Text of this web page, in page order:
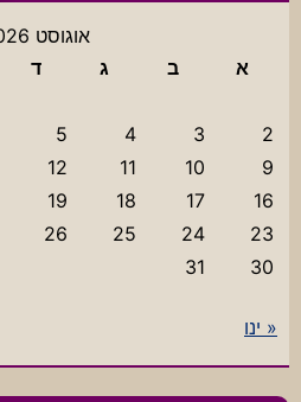
אוגוסט 2026
א
ב ג ד
2
3
4
5
9
10
11
12
16
17
18
19
23
24
25
26
30
31
« ינו